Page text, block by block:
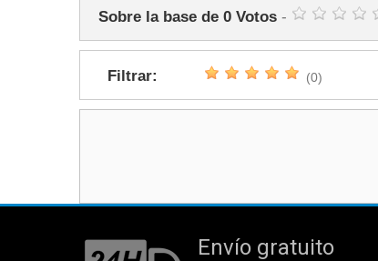
2.0
29-
44
117 14
33-
55
64-
Sobre la base de 0 Votos -
Filtrar: (0)
Envío gratuito